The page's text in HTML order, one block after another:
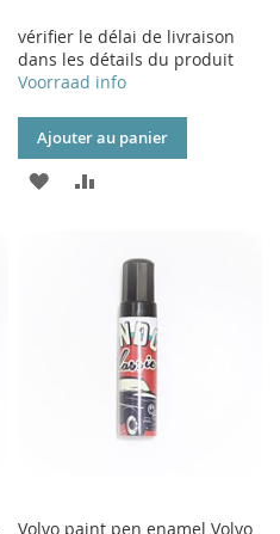
vérifier le délai de livraison
dans les détails du produit
Voorraad info
Ajouter au panier
AJOUTER
COMPARATEUR
Volvo paint pen enamel Volvo